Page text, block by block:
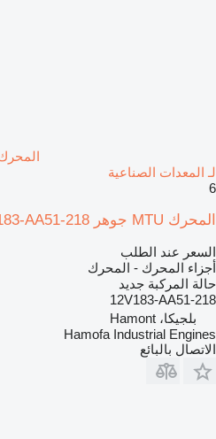
لـ المعدات الصناعية
6
المحرك MTU جوهر 12V183-AA51-218 لـ المعدات الصناعية
السعر عند الطلب
أجزاء المحرك - المحرك
حالة المركبة جديد
12V183-AA51-218
بلجيكا، Hamont
Hamofa Industrial Engines
الاتصال بالبائع